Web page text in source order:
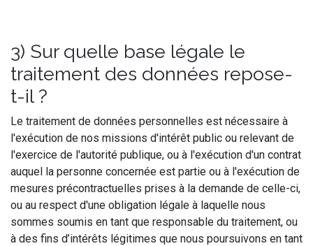
3) Sur quelle base légale le
traitement des données repose-
t-il ?
Le traitement de données personnelles est nécessaire à
l'exécution de nos missions d'intérêt public ou relevant de
l'exercice de l'autorité publique, ou à l'exécution d'un contrat
auquel la personne concernée est partie ou à l'exécution de
mesures précontractuelles prises à la demande de celle-ci,
ou au respect d'une obligation légale à laquelle nous
sommes soumis en tant que responsable du traitement, ou
à des fins d’intérêts légitimes que nous poursuivons en tant